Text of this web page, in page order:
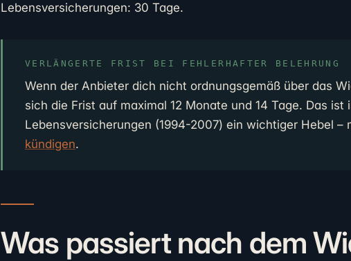
Lebensversicherungen: 30 Tage.
VERLÄNGERTE FRIST BEI FEHLERHAFTER BELEHRUNG
Wenn der Anbieter dich nicht ordnungsgemäß über das
sich die Frist auf maximal 12 Monate und 14 Tage. Das ist
Lebensversicherungen (1994-2007) ein wichtiger Hebel –
kündigen.
Was passiert nach dem